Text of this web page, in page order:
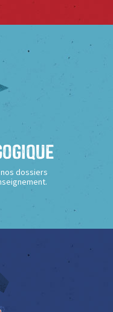
dossiers